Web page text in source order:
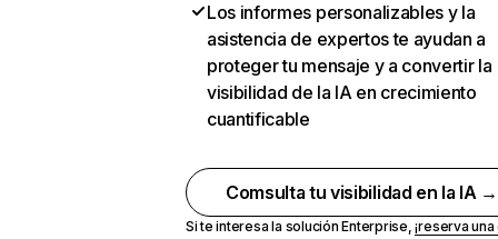
Los informes personalizables y la
asistencia de expertos te ayudan a
proteger tu mensaje y a convertir la
visibilidad de la IA en crecimiento
cuantificable
Comsulta tu visibilidad en la IA →
Si te interesa la solución Enterprise,¡reserva